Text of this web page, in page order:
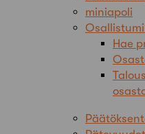
miniapoli
Hae